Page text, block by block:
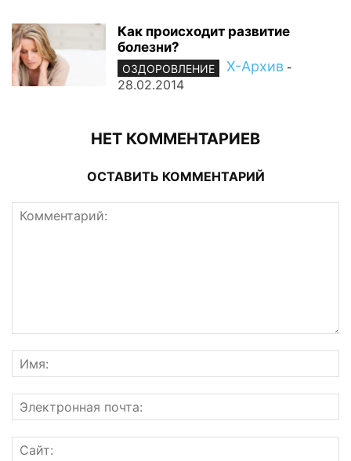
Как происходит развитие
болезни?
ОЗДОРОВЛЕНИЕ Х-Архив -
28.02.2014
НЕТ КОММЕНТАРИЕВ
ОСТАВИТЬ КОММЕНТАРИЙ